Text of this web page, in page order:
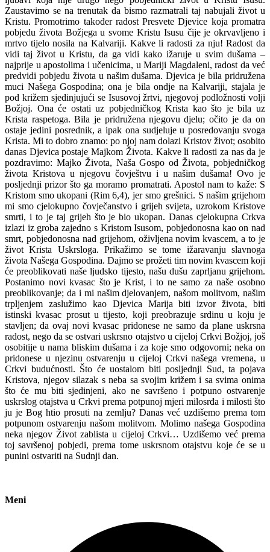
Zaustavimo se na trenutak da bismo razmatrali taj nabujali život u
Kristu. Promotrimo također radost Presvete Djevice koja promatra
pobjedu života Božjega u svome Kristu Isusu čije je okrvavljeno i
mrtvo tijelo nosila na Kalvariji. Kakve li radosti za nju! Radost da
vidi taj život u Kristu, da ga vidi kako ižaruje u svim dušama –
najprije u apostolima i učenicima, u Mariji Magdaleni, radost da već
predvidi pobjedu života u našim dušama. Djevica je bila pridružena
muci Našega Gospodina; ona je bila ondje na Kalvariji, stajala je
pod križem sjedinjujući se Isusovoj žrtvi, njegovoj podložnosti volji
Božjoj. Ona će ostati uz pobjedničkog Krista kao što je bila uz
Krista raspetoga. Bila je pridružena njegovu djelu; očito je da on
ostaje jedini posrednik, a ipak ona sudjeluje u posredovanju svoga
Krista. Mi to dobro znamo: po njoj nam dolazi Kristov život; osobito
danas Djevica postaje Majkom Života. Kakve li radosti za nas da je
pozdravimo: Majko Života, Naša Gospo od Života, pobjedničkog
života Kristova u njegovu čovještvu i u našim dušama! Ovo je
posljednji prizor što ga moramo promatrati. Apostol nam to kaže: S
Kristom smo ukopani (Rim 6,4), jer smo grešnici. S našim grijehom
mi smo cjelokupno čovječanstvo i grijeh svijeta, uzrokom Kristove
smrti, i to je taj grijeh što je bio ukopan. Danas cjelokupna Crkva
izlazi iz groba zajedno s Kristom Isusom, pobjedonosna kao on nad
smrt, pobjedonosna nad grijehom, oživljena novim kvascem, a to je
život Krista Uskrsloga. Prikažimo se tome ižaravanju slavnoga
života Našega Gospodina. Dajmo se prožeti tim novim kvascem koji
će preoblikovati naše ljudsko tijesto, našu dušu zaprljanu grijehom.
Postanimo novi kvasac što je Krist, i to ne samo za naše osobno
preoblikovanje; da i mi našim djelovanjem, našom molitvom, našim
trpljenjem zaslužimo kao Djevica Marija biti izvor života, biti
istinski kvasac prosut u tijesto, koji preobrazuje srdinu u koju je
stavljen; da ovaj novi kvasac pridonese ne samo da plane uskrsna
radost, nego da se ostvari uskrsno otajstvo u cijeloj Crkvi Božjoj, još
osobitije u nama bliskim dušama i za koje smo odgovorni; neka on
pridonese u njezinu ostvarenju u cijeloj Crkvi našega vremena, u
Crkvi budućnosti. Što će uostalom biti posljednji Sud, ta pojava
Kristova, njegov silazak s neba sa svojim križem i sa svima onima
što će mu biti sjedinjeni, ako ne savršeno i potpuno ostvarenje
uskrslog otajstva u Crkvi prema potpunoj mjeri milosrđa i milosti što
ju je Bog htio prosuti na zemlju? Danas već uzdišemo prema tom
potpunom ostvarenju našom molitvom. Molimo našega Gospodina
neka njegov Život zablista u cijeloj Crkvi… Uzdišemo već prema
toj savršenoj pobjedi, prema tome uskrsnom otajstvu koje će se u
punini ostvariti na Sudnji dan.
Meni